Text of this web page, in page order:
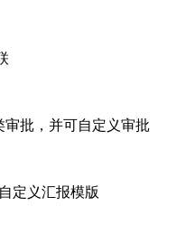
批，并可自定义审批
定义汇报模版